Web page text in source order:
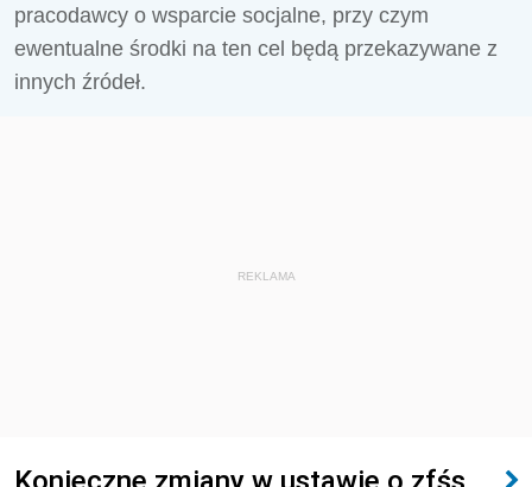
pracodawcy o wsparcie socjalne, przy czym
ewentualne środki na ten cel będą przekazywane z
innych źródeł.
REKLAMA